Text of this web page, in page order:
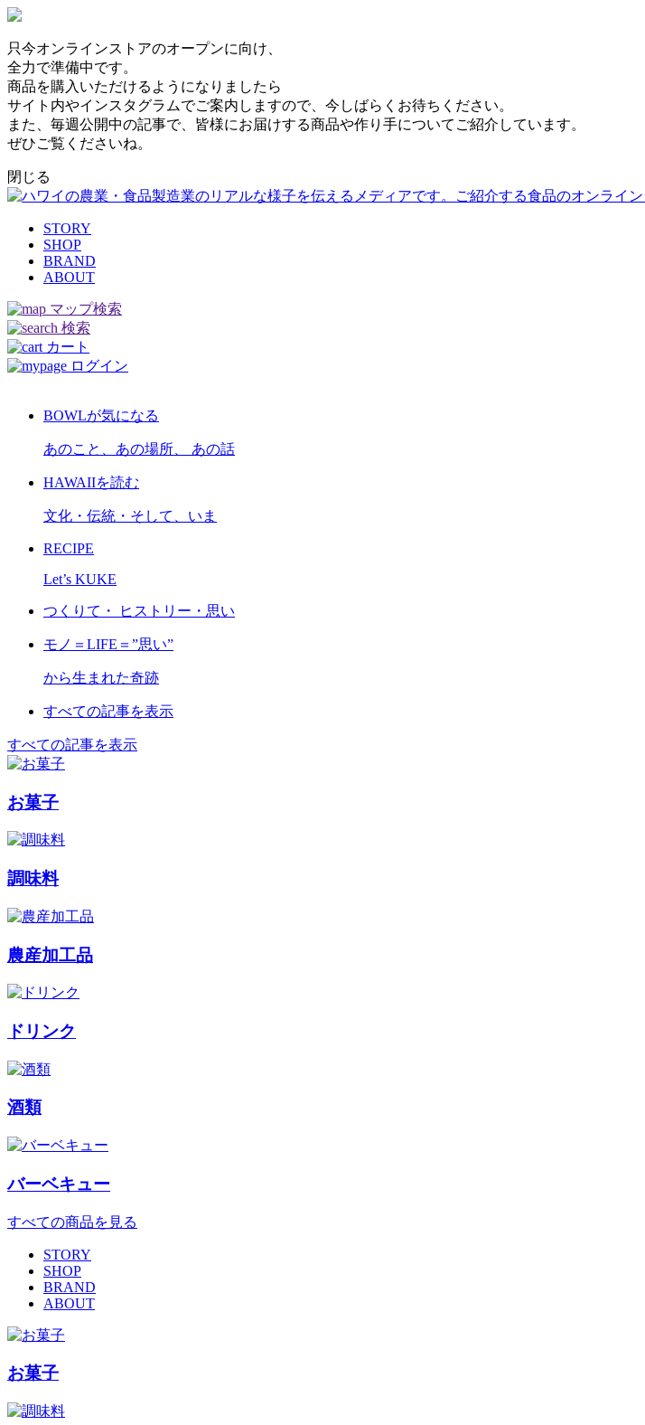
只今オンラインストアのオープンに向け、
全力で準備中です。
商品を購入いただけるようになりましたら
サイト内やインスタグラムでご案内しますので、今しばらくお待ちください。
また、毎週公開中の記事で、皆様にお届けする商品や作り手についてご紹介しています。
ぜひご覧くださいね。
閉じる
STORY
SHOP
BRAND
ABOUT
マップ検索
検索
カート
ログイン
BOWLが気になる
あのこと、あの場所、 あの話
HAWAIIを読む
文化・伝統・そして、いま
RECIPE
Let’s KUKE
つくりて・ ヒストリー・思い
モノ＝LIFE＝”思い”
から生まれた奇跡
すべての記事を表示
すべての記事を表示
お菓子
調味料
農産加工品
ドリンク
酒類
バーベキュー
すべての商品を見る
STORY
SHOP
BRAND
ABOUT
お菓子